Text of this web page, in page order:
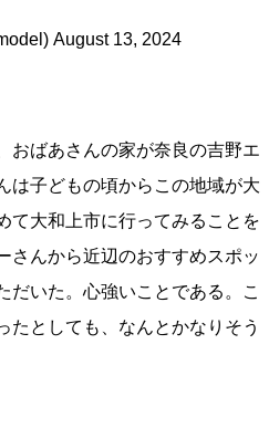
August 13, 2024
おばあさんの家が奈良の吉野エ
は子どもの頃からこの地域が大
て大和上市に行ってみることを
さんから近辺のおすすめスポッ
だいた。心強いことである。こ
たとしても、なんとかなりそう